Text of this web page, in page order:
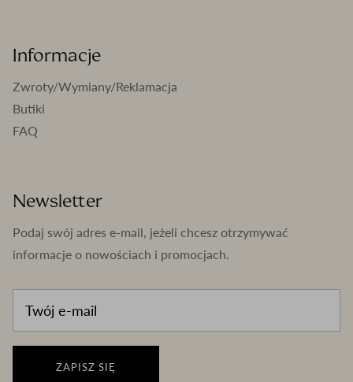
Informacje
Zwroty/Wymiany/Reklamacja
Butiki
FAQ
Newsletter
Podaj swój adres e-mail, jeżeli chcesz otrzymywać
informacje o nowościach i promocjach.
ZAPISZ SIĘ